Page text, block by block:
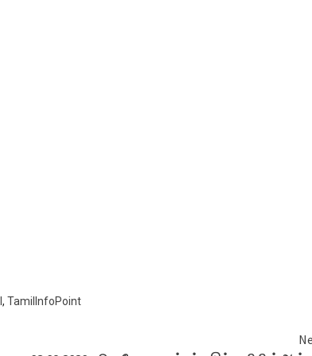
, TamilInfoPoint